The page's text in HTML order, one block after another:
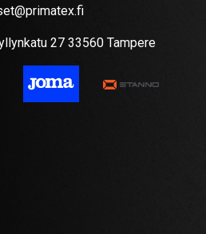
27 33560 Tampere